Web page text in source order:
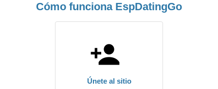
Cómo funciona EspDatingGo
Únete al sitio